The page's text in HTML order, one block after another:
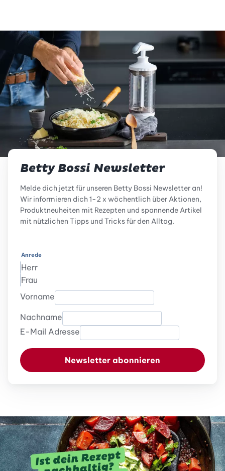
Betty Bossi Newsletter
Melde dich jetzt für unseren Betty Bossi Newsletter an!
Wir informieren dich 1-2 x wöchentlich über Aktionen,
Produktneuheiten mit Rezepten und spannende Artikel
mit nützlichen Tipps und Tricks für den Alltag.
Anrede
Herr
Frau
Vorname
Nachname
E-Mail Adresse
Newsletter abonnieren